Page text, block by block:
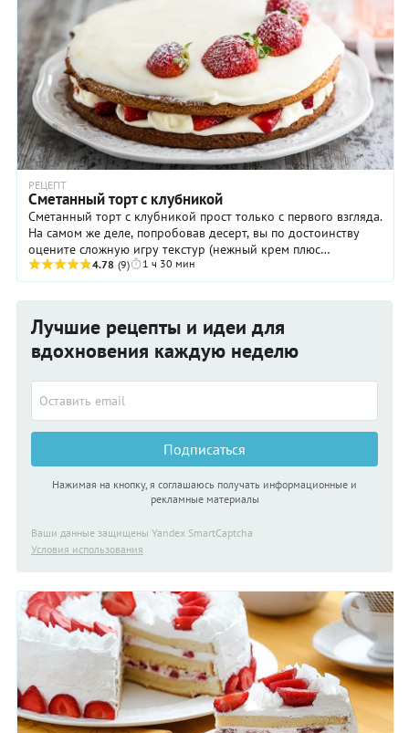
РЕЦЕПТ
Сметанный торт с клубникой
Сметанный торт с клубникой прост только с первого взгляда.
На самом же деле, попробовав десерт, вы по достоинству
оцените сложную игру текстур (нежный крем плюс
хрустящий корж) и вкусов (ягоды, сливки ...
4.78 (9) 1 ч 30 мин
Лучшие рецепты и идеи для
вдохновения каждую неделю
Подписаться
Нажимая на кнопку, я соглашаюсь получать информационные и
рекламные материалы
Ваши данные защищены Yandex SmartCaptcha
Условия использования